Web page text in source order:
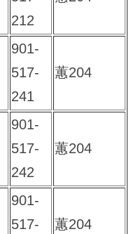
212
901-
517-
241
蕙204
901-
517-
242
蕙204
901-
517-
蕙204